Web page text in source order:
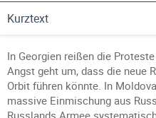
Kurztext
In Georgien reißen die
Angst geht um, dass die neue
Orbit führen könnte. In
massive Einmischung aus
Russlands Armee